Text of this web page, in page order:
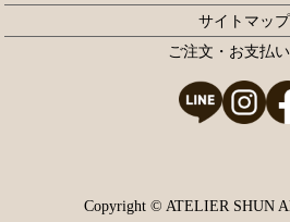
サイトマップ
ご注文・お支払
Copyright © ATELIER SHUN